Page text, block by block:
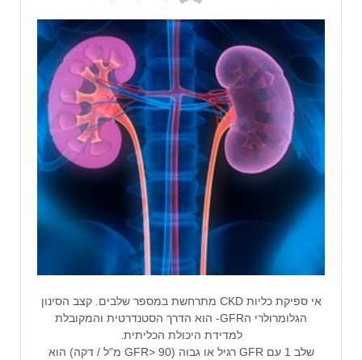
אי ספיקת כליות CKD מתרחשת במספר שלבים. קצב הסינון
הגלומרולרי הGFR- הוא הדרך הסטנדרטית והמקובלת
למדידת היכולת הכליתית.
שלב 1 עם GFR רגיל או גבוה (GFR> 90 מ"ל / דקה) הוא